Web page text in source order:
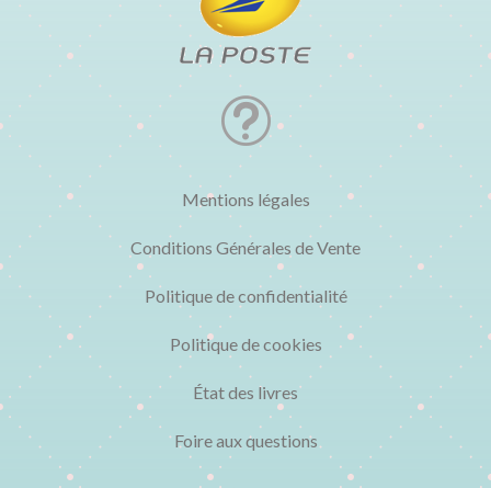
t
Mentions légales
Conditions Générales de Vente
Politique de confidentialité
Politique de cookies
État des livres
Foire aux questions